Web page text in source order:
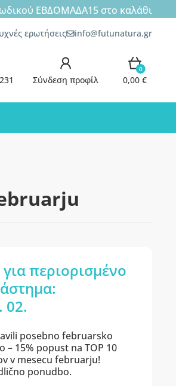
ΕΒΔΟΜΑΔΑ15στο καλάθι
ερωτήσεις info@futunatura.gr
Σύνδεση προφίλ
0
0,00 €
περιορισμένο
02.
posebno februarsko
– 15% popust na TOP 10
v mesecu februarju!
ponudbo.